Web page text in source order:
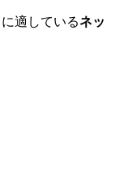
に適しているネッ